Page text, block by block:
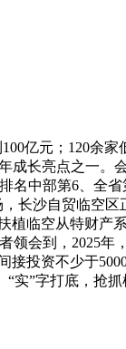
亿元；120余
成长亮点之一
中部第6、全
长沙自贸临空
临空从特财
会到，2025
投资不少于
”字打底，抢